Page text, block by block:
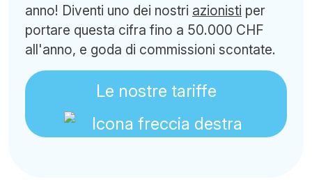
anno! Diventi uno dei nostri azionisti per
portare questa cifra fino a 50.000 CHF
all'anno, e goda di commissioni scontate.
Le nostre tariffe